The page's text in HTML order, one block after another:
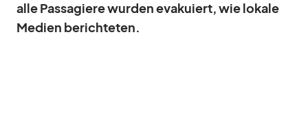
alle Pas­sa­giere wur­den eva­ku­iert, wie lo­kale
Me­dien be­rich­te­ten.